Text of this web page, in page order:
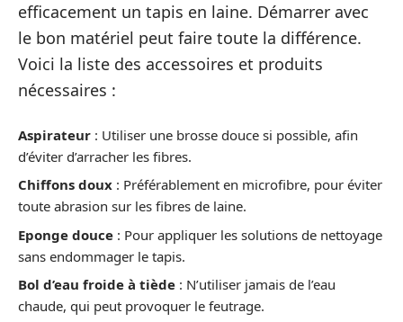
efficacement un tapis en laine. Démarrer avec
le bon matériel peut faire toute la différence.
Voici la liste des accessoires et produits
nécessaires :
Aspirateur : Utiliser une brosse douce si possible, afin
d’éviter d’arracher les fibres.
Chiffons doux : Préférablement en microfibre, pour éviter
toute abrasion sur les fibres de laine.
Eponge douce : Pour appliquer les solutions de nettoyage
sans endommager le tapis.
Bol d’eau froide à tiède : N’utiliser jamais de l’eau
chaude, qui peut provoquer le feutrage.